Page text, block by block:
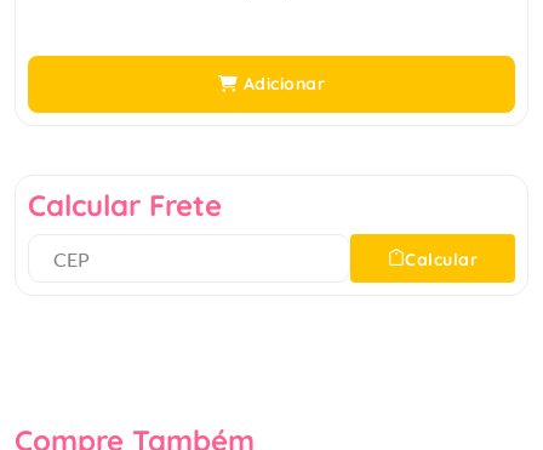
deixar o brinquedo mais interessante.br
Adicionar
Calcular Frete
Calcular
Compre Também